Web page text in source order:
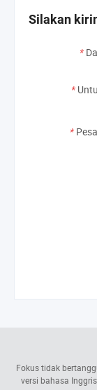
Silakan
*
*
*
Fokus tidak
versi bahasa